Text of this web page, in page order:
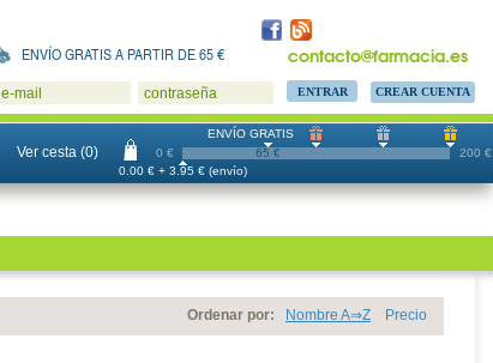
contacto@farmacia.es
ENVÍO GRATIS A PARTIR DE 65 €
e-mail contraseña CREAR CUENTA
Ver cesta (0) 0 € 200 €
ENVÍO GRATIS
65 €
0.00 € + 3.95 € (envío)
Ordenar por: Nombre A⇒Z Precio